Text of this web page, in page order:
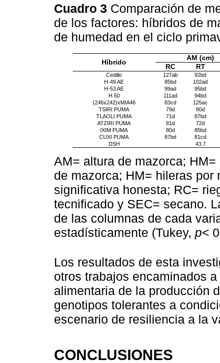
Cuadro 3 Comparación de
de los factores: híbridos de
de humedad en el ciclo
Híbrido
AM (cm)
RC
RT
Cedillo 127ab
92bd
H-49 AE
85bd
102ad
H-53 AE
99ad
95bd
H 50
111ad
94bd
(246x242)xMIA46
83cd
125ac
TSIRI PUMA
79d
80d
TLAOLI PUMA
71d
87bd
ATZIRI PUMA
81d
72d
IXIM PUMA
80d
85bd
CUXI PUMA
87bd
81cd
DSH
43.7
AM= altura de mazorca;
de mazorca; HM= hileras por
significativa honesta; RC=
tecnificado y SEC= secano.
de las columnas de cada
estadísticamente (Tukey, p<
Los resultados de esta
otros trabajos encaminados
alimentaria de la producción
genotipos tolerantes a
escenario de resiliencia a la
CONCLUSIONES